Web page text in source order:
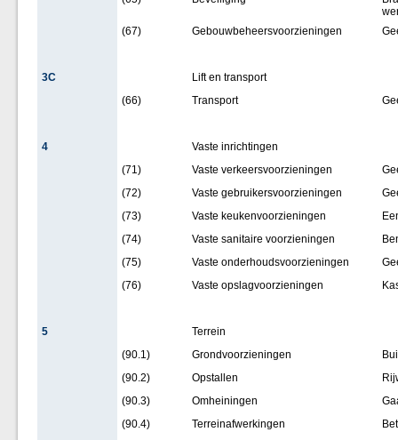
(67)
Gebouwbeheersvoorzieningen
3C
Lift en transport
(66)
Transport
4
Vaste inrichtingen
(71)
Vaste verkeersvoorzieningen
(72)
Vaste gebruikersvoorzieningen
(73)
Vaste keukenvoorzieningen
(74)
Vaste sanitaire voorzieningen
(75)
Vaste onderhoudsvoorzieningen
(76)
Vaste opslagvoorzieningen
5
Terrein
(90.1)
Grondvoorzieningen
(90.2)
Opstallen
(90.3)
Omheiningen
(90.4)
Terreinafwerkingen